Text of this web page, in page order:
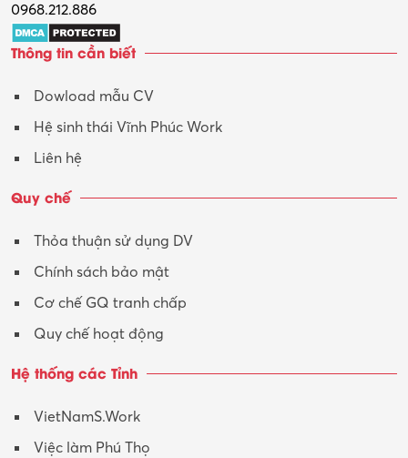
0968.212.886
Thông tin cần biết
Dowload mẫu CV
Hệ sinh thái Vĩnh Phúc Work
Liên hệ
Quy chế
Thỏa thuận sử dụng DV
Chính sách bảo mật
Cơ chế GQ tranh chấp
Quy chế hoạt động
Hệ thống các Tỉnh
VietNamS.Work
Việc làm Phú Thọ